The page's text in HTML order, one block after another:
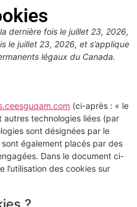
dernière fois le juillet 23, 2026,
le juillet 23, 2026, et s’applique
légaux du Canada.
(ci-après : « le
technologies liées (par
sont désignées par le
également placés par des
Dans le document ci-
l’utilisation des cookies sur